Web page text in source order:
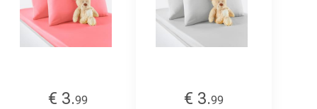
€ 3.99
€ 3.99